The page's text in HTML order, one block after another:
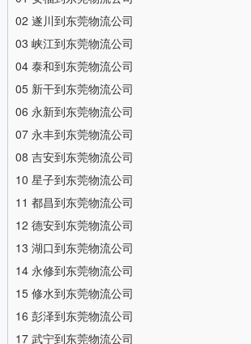
02 遂川到东莞物流公司
03 峡江到东莞物流公司
04 泰和到东莞物流公司
05 新干到东莞物流公司
06 永新到东莞物流公司
07 永丰到东莞物流公司
08 吉安到东莞物流公司
10 星子到东莞物流公司
11 都昌到东莞物流公司
12 德安到东莞物流公司
13 湖口到东莞物流公司
14 永修到东莞物流公司
15 修水到东莞物流公司
16 彭泽到东莞物流公司
17 武宁到东莞物流公司